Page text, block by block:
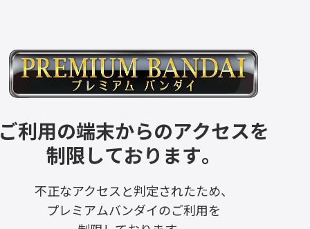
ご利用の端末からのアクセスを
制限しております。
不正なアクセスと判定されたため、
プレミアムバンダイのご利用を